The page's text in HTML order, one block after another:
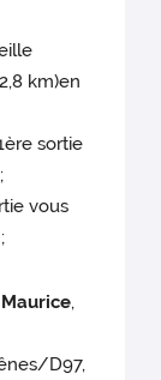
km)en
sortie
vous
;
,
D97,